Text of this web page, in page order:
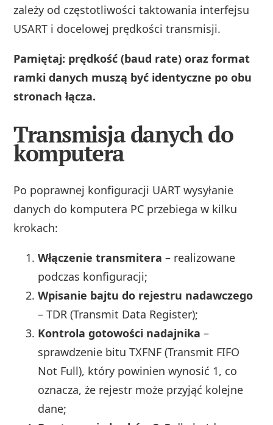
zależy od częstotliwości taktowania interfejsu
USART i docelowej prędkości transmisji.
Pamiętaj: prędkość (baud rate) oraz format
ramki danych muszą być identyczne po obu
stronach łącza.
Transmisja danych do
komputera
Po poprawnej konfiguracji UART wysyłanie
danych do komputera PC przebiega w kilku
krokach:
Włączenie transmitera – realizowane
podczas konfiguracji;
Wpisanie bajtu do rejestru nadawczego
– TDR (Transmit Data Register);
Kontrola gotowości nadajnika –
sprawdzenie bitu TXFNF (Transmit FIFO
Not Full), który powinien wynosić 1, co
oznacza, że rejestr może przyjąć kolejne
dane;